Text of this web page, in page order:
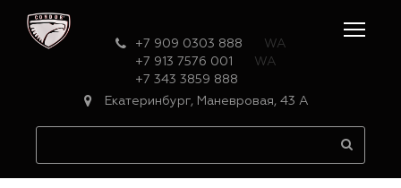
+7 909 0303 888
WA
+7 913 7576 001
WA
+7 343 3859 888
Екатеринбург, Маневровая, 43 А